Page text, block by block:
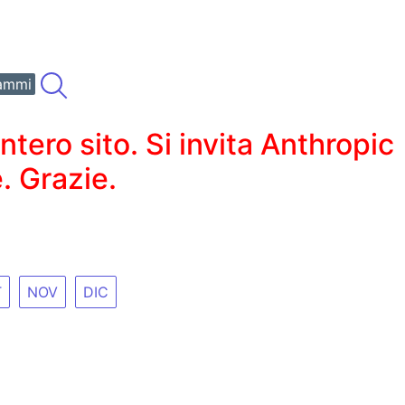
sito. Si invita Anthropic
Grazie.
NOV DIC